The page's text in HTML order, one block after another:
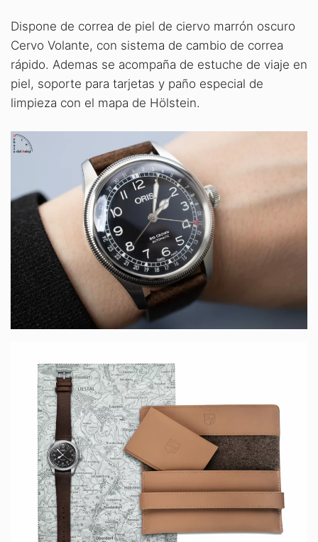
Dispone de correa de piel de ciervo marrón oscuro
Cervo Volante, con sistema de cambio de correa
rápido. Ademas se acompaña de estuche de viaje en
piel, soporte para tarjetas y paño especial de
limpieza con el mapa de Hölstein.